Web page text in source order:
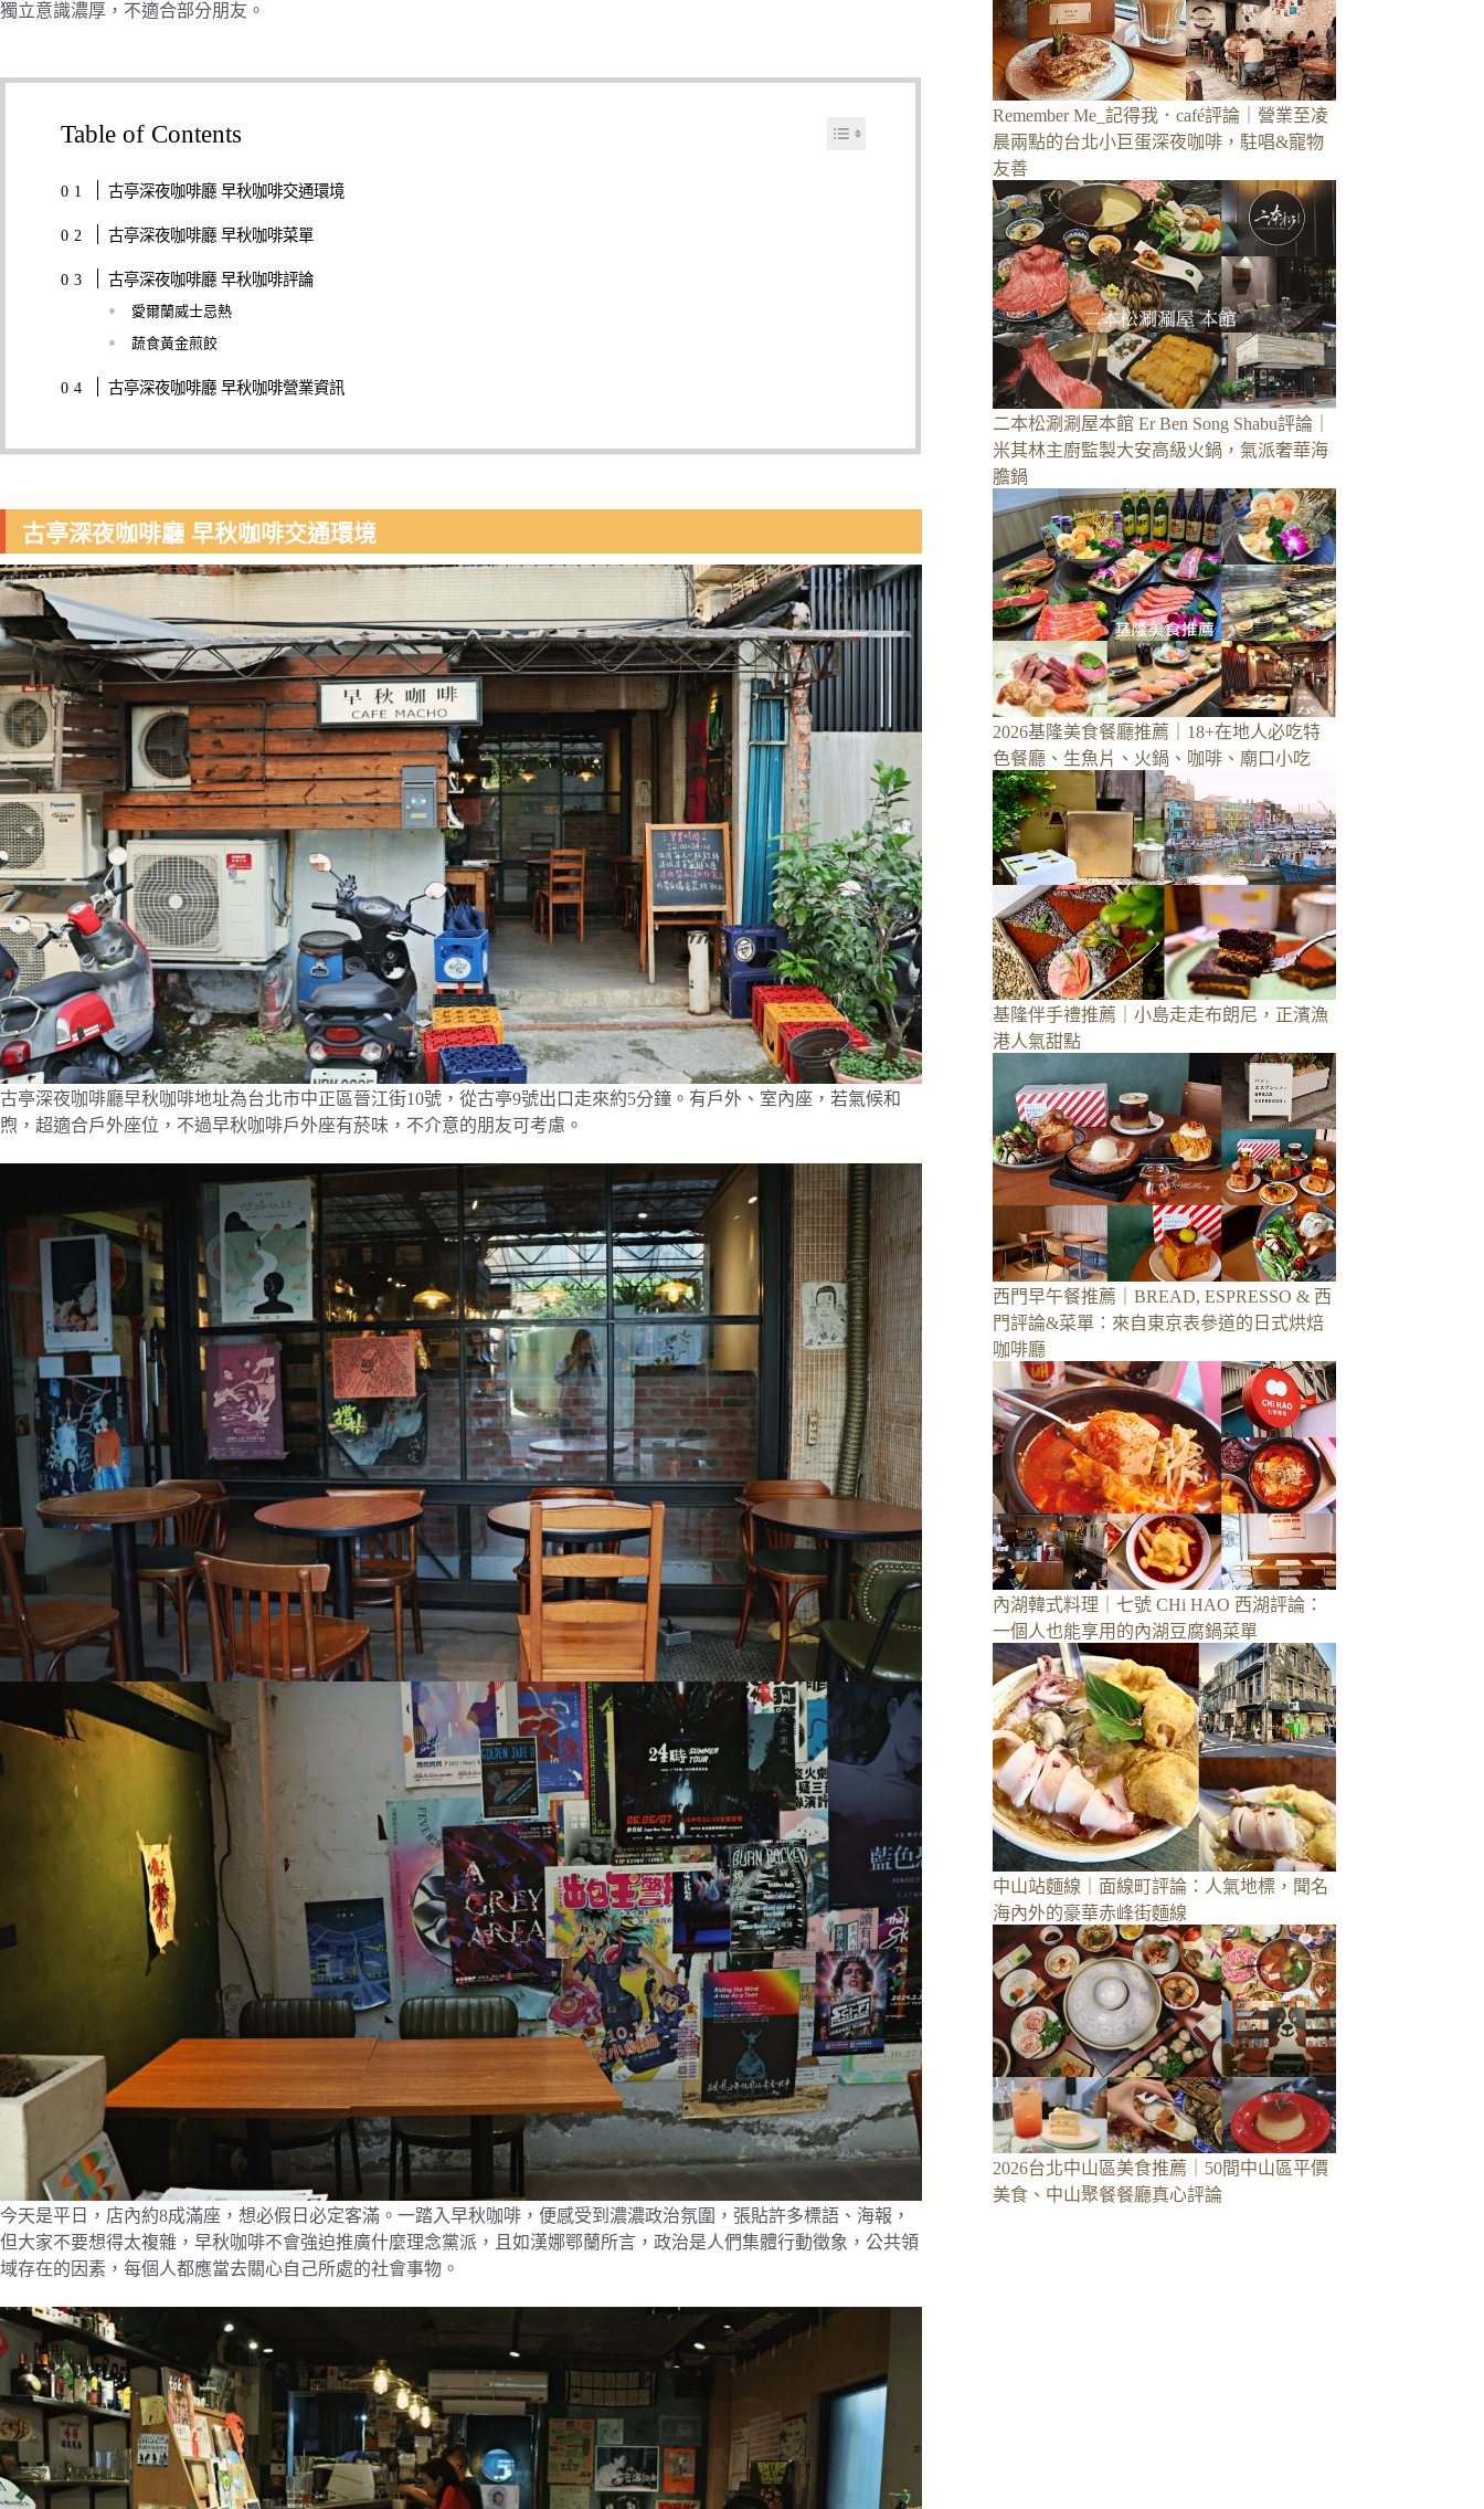
獨立意識濃厚，不適合部分朋友。
Table of Contents
古亭深夜咖啡廳 早秋咖啡交通環境
古亭深夜咖啡廳 早秋咖啡菜單
古亭深夜咖啡廳 早秋咖啡評論
愛爾蘭威士忌熱
蔬食黃金煎餃
古亭深夜咖啡廳 早秋咖啡營業資訊
古亭深夜咖啡廳 早秋咖啡交通環境
古亭深夜咖啡廳早秋咖啡地址為台北市中正區晉江街10號，從古亭9號出口走來約5分鐘。有戶外、室內座，若氣候和
煦，超適合戶外座位，不過早秋咖啡戶外座有菸味，不介意的朋友可考慮。
今天是平日，店內約8成滿座，想必假日必定客滿。一踏入早秋咖啡，便感受到濃濃政治氛圍，張貼許多標語、海報，
但大家不要想得太複雜，早秋咖啡不會強迫推廣什麼理念黨派，且如漢娜鄂蘭所言，政治是人們集體行動徵象，公共領
域存在的因素，每個人都應當去關心自己所處的社會事物。
Remember Me_記得我．café評論｜營業至凌
晨兩點的台北小巨蛋深夜咖啡，駐唱&寵物
友善
二本松涮涮屋本館 Er Ben Song Shabu評論｜
米其林主廚監製大安高級火鍋，氣派奢華海
膽鍋
2026基隆美食餐廳推薦｜18+在地人必吃特
色餐廳、生魚片、火鍋、咖啡、廟口小吃
基隆伴手禮推薦｜小島走走布朗尼，正濱漁
港人氣甜點
西門早午餐推薦｜BREAD, ESPRESSO & 西
門評論&菜單：來自東京表參道的日式烘焙
咖啡廳
內湖韓式料理｜七號 CHi HAO 西湖評論：
一個人也能享用的內湖豆腐鍋菜單
中山站麵線｜面線町評論：人氣地標，聞名
海內外的豪華赤峰街麵線
2026台北中山區美食推薦｜50間中山區平價
美食、中山聚餐餐廳真心評論